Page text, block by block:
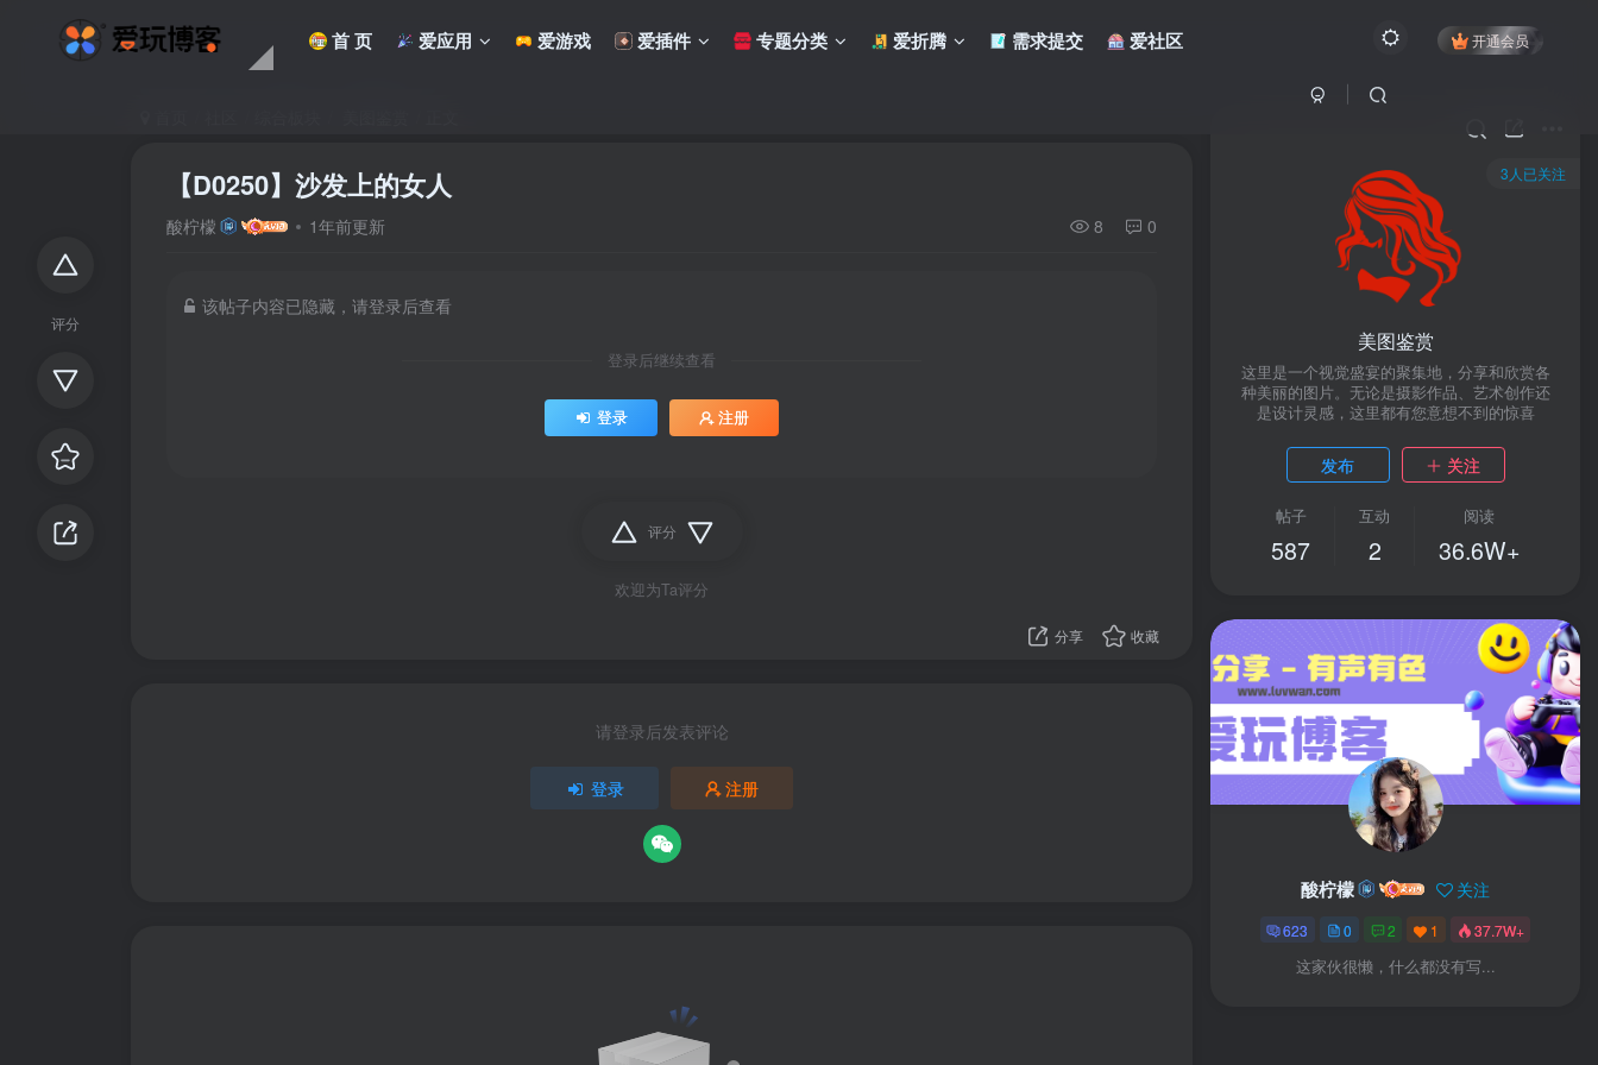
首 页 爱应用 爱游戏 爱插件 专题分类 爱折腾 需求提交 爱社区 开通会员
评分
【D0250】沙发上的女人
酸柠檬 1年前更新 8 0
该帖子内容已隐藏，请登录后查看
登录后继续查看
登录 注册
评分
欢迎为Ta评分
分享 收藏
请登录后发表评论
登录 注册
3人已关注
美图鉴赏
这里是一个视觉盛宴的聚集地，分享和欣赏各
种美丽的图片。无论是摄影作品、艺术创作还
是设计灵感，这里都有您意想不到的惊喜
发布 关注
帖子
587
互动
2
阅读
36.6W+
酸柠檬 关注
623 0 2 1 37.7W+
这家伙很懒，什么都没有写...